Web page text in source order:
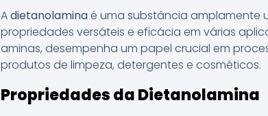
Adietanolaminaé uma substância amplamente
propriedades versáteis e eficácia em várias
aminas, desempenha um papel crucial em
produtos de limpeza, detergentes e cosméticos.
Propriedades da Dietanolamina